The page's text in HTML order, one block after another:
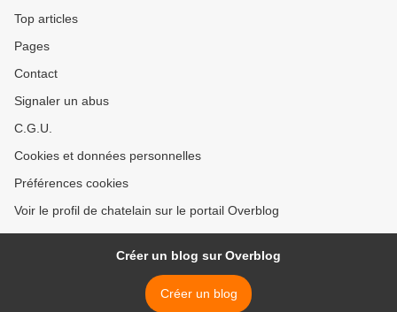
Top articles
Pages
Contact
Signaler un abus
C.G.U.
Cookies et données personnelles
Préférences cookies
Voir le profil de chatelain sur le portail Overblog
Créer un blog sur Overblog
Créer un blog